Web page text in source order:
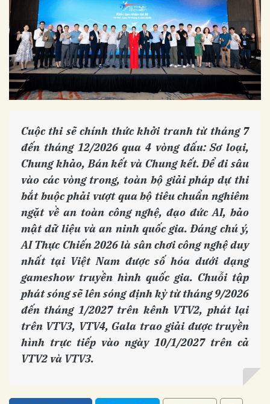
Cuộc thi sẽ chính thức khởi tranh từ tháng 7
đến tháng 12/2026 qua 4 vòng đấu: Sơ loại,
Chung khảo, Bán kết và Chung kết. Để đi sâu
vào các vòng trong, toàn bộ giải pháp dự thi
bắt buộc phải vượt qua bộ tiêu chuẩn nghiêm
ngặt về an toàn công nghệ, đạo đức AI, bảo
mật dữ liệu và an ninh quốc gia. Đáng chú ý,
AI Thực Chiến 2026 là sân chơi công nghệ duy
nhất tại Việt Nam được số hóa dưới dạng
gameshow truyền hình quốc gia. Chuỗi tập
phát sóng sẽ lên sóng định kỳ từ tháng 9/2026
đến tháng 1/2027 trên kênh VTV2, phát lại
trên VTV3, VTV4, Gala trao giải được truyền
hình trực tiếp vào ngày 10/1/2027 trên cả
VTV2 và VTV3.